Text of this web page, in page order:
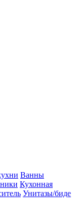
Ванны
Кухонная
Унитазы/биде